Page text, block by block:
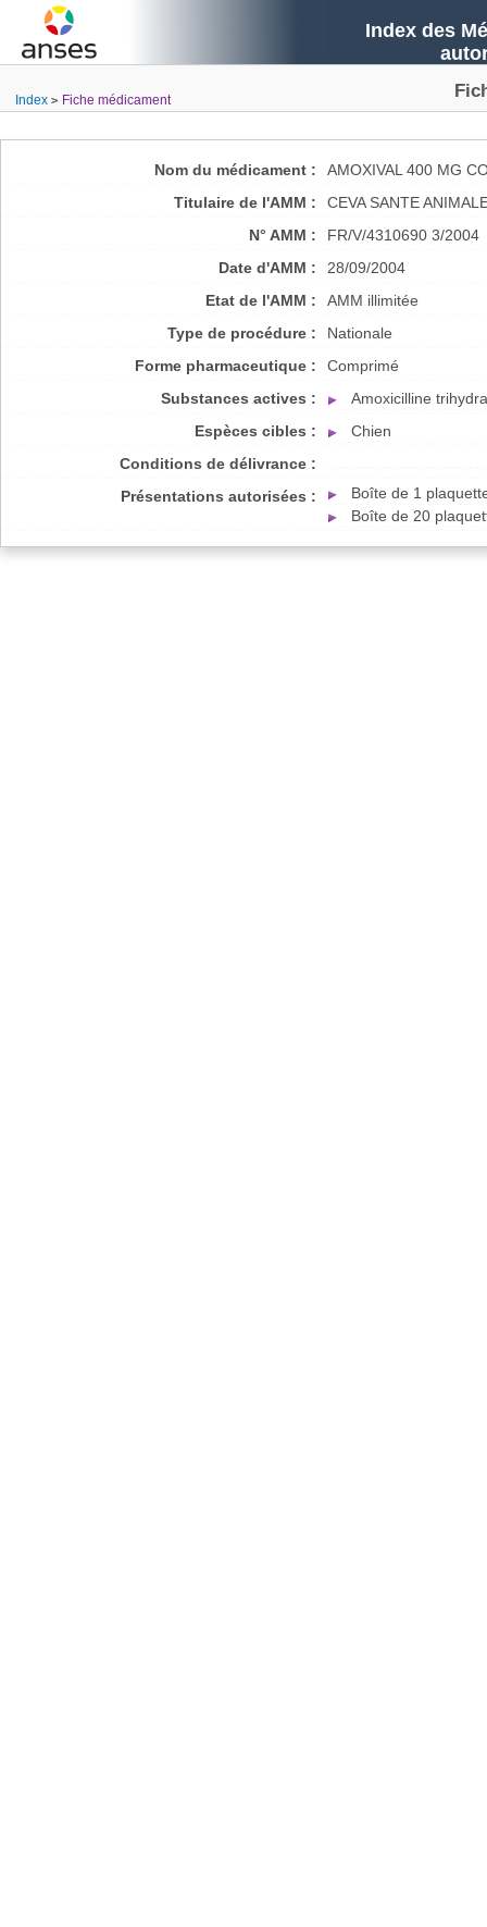
Index des
Index Fiche médicament
Nom du médicament :
AMOXIVAL 400 MG
Titulaire de l'AMM :
CEVA SANTE
N° AMM :
FR/V/4310690 3/2004
Date d'AMM :
28/09/2004
Etat de l'AMM :
AMM illimitée
Type de procédure :
Nationale
Forme pharmaceutique :
Comprimé
Substances actives :
Amoxicilline
Espèces cibles :
Chien
Conditions de délivrance :
Présentations autorisées :
Boîte de 1
Boîte de 20